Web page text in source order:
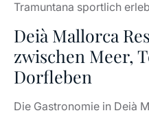
Dorfhäuser, wieder
Reservierungen haben in
Der Guide Michelin führt
Sauerschell’s, das in den
d’es Teix arbeitet. Die
Terrasse mit Blick über